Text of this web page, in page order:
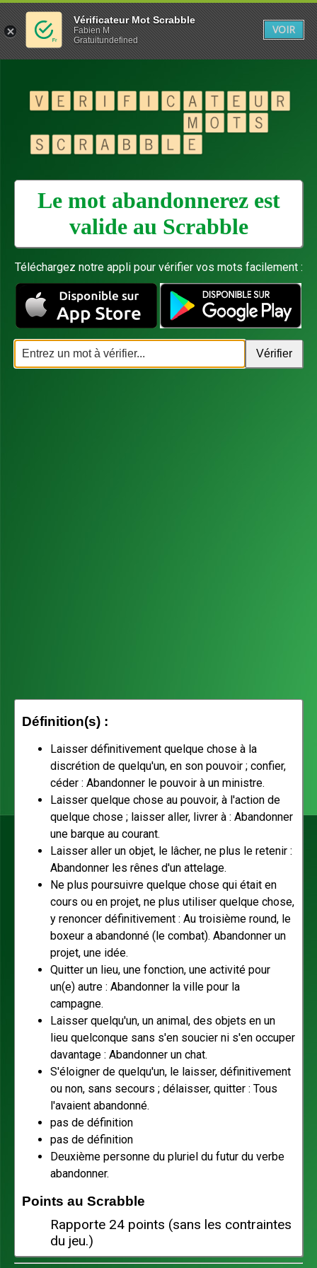
Le mot abandonnerez est
valide au Scrabble
Téléchargez notre appli pour vérifier vos mots facilement :
Définition(s) :
Laisser définitivement quelque chose à la
discrétion de quelqu'un, en son pouvoir ; confier,
céder : Abandonner le pouvoir à un ministre.
Laisser quelque chose au pouvoir, à l'action de
quelque chose ; laisser aller, livrer à : Abandonner
une barque au courant.
Laisser aller un objet, le lâcher, ne plus le retenir :
Abandonner les rênes d'un attelage.
Ne plus poursuivre quelque chose qui était en
cours ou en projet, ne plus utiliser quelque chose,
y renoncer définitivement : Au troisième round, le
boxeur a abandonné (le combat). Abandonner un
projet, une idée.
Quitter un lieu, une fonction, une activité pour
un(e) autre : Abandonner la ville pour la
campagne.
Laisser quelqu'un, un animal, des objets en un
lieu quelconque sans s'en soucier ni s'en occuper
davantage : Abandonner un chat.
S'éloigner de quelqu'un, le laisser, définitivement
ou non, sans secours ; délaisser, quitter : Tous
l'avaient abandonné.
pas de définition
pas de définition
Deuxième personne du pluriel du futur du verbe
abandonner.
Points au Scrabble
Rapporte 24 points (sans les contraintes
du jeu.)
Vérificateur Mot Scrabble
Fabien M
Gratuitundefined
VOIR